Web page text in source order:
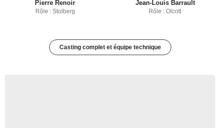
Pierre Renoir
Rôle : Stolberg
Jean-Louis Barrault
Rôle : Olcott
Casting complet et équipe technique